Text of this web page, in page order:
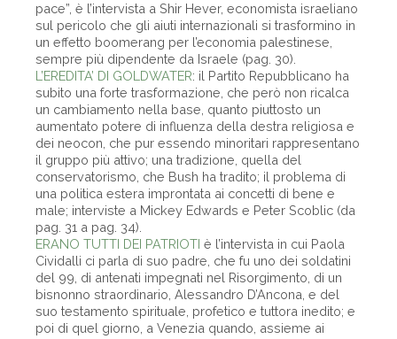
pace”, è l’intervista a Shir Hever, economista israeliano
sul pericolo che gli aiuti internazionali si trasformino in
un effetto boomerang per l’economia palestinese,
sempre più dipendente da Israele (pag. 30).
L’EREDITA’ DI GOLDWATER: il Partito Repubblicano ha
subito una forte trasformazione, che però non ricalca
un cambiamento nella base, quanto piuttosto un
aumentato potere di influenza della destra religiosa e
dei neocon, che pur essendo minoritari rappresentano
il gruppo più attivo; una tradizione, quella del
conservatorismo, che Bush ha tradito; il problema di
una politica estera improntata ai concetti di bene e
male; interviste a Mickey Edwards e Peter Scoblic (da
pag. 31 a pag. 34).
ERANO TUTTI DEI PATRIOTI è l’intervista in cui Paola
Cividalli ci parla di suo padre, che fu uno dei soldatini
del 99, di antenati impegnati nel Risorgimento, di un
bisnonno straordinario, Alessandro D’Ancona, e del
suo testamento spirituale, profetico e tuttora inedito; e
poi di quel giorno, a Venezia quando, assieme ai